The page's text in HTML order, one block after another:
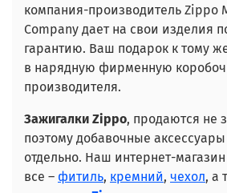
компания-производитель Zippo
Company дает на свои изделия
гарантию. Ваш подарок к тому
в нарядную фирменную
производителя.
Зажигалки Zippo, продаются не
поэтому добавочные
отдельно. Наш интернет-
все – фитиль, кремний, чехол, а